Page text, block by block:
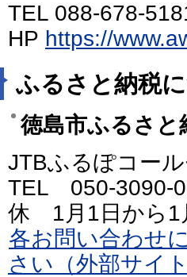
TEL 088-678-
HP https://
ふるさと納税
徳島市ふるさと
JTBふるぽコー
TEL 050-3090-
休 1月1日から1
各お問い合わせ
さい（外部サイト